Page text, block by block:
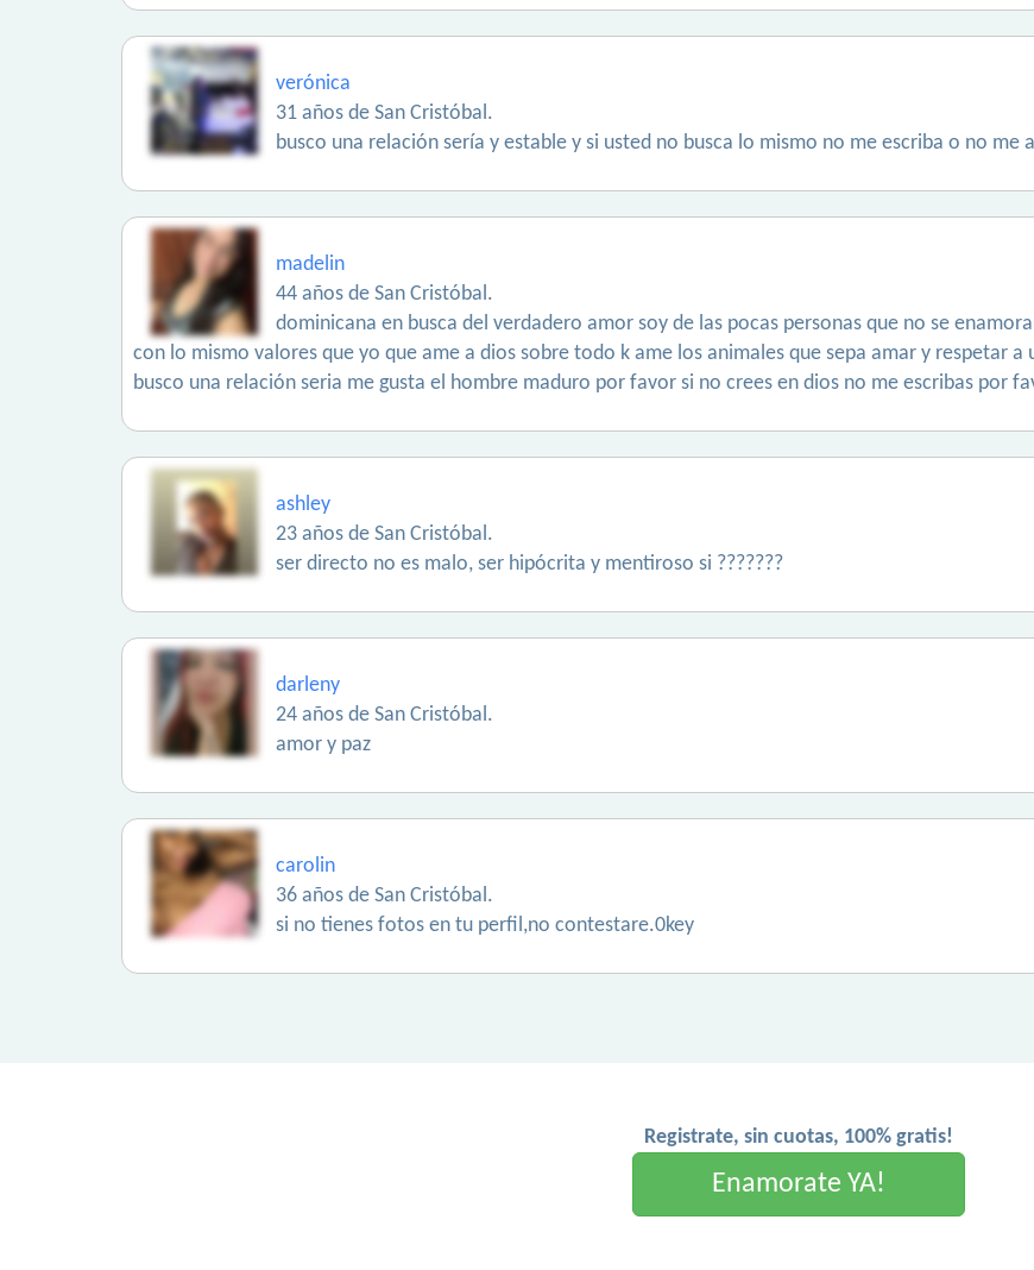
verónica
31 años de San Cristóbal.
busco una relación sería y estable y si usted no busca lo mismo no me escriba o no me
madelin
44 años de San Cristóbal.
dominicana en busca del verdadero amor soy de las pocas personas que no se
con lo mismo valores que yo que ame a dios sobre todo k ame los animales que sepa amar y respetar
busco una relación seria me gusta el hombre maduro por favor si no crees en dios no me escribas por
ashley
23 años de San Cristóbal.
ser directo no es malo, ser hipócrita y mentiroso si ???????
darleny
24 años de San Cristóbal.
amor y paz
carolin
36 años de San Cristóbal.
si no tienes fotos en tu perfil,no contestare.0key
Registrate, sin cuotas, 100% gratis!
Enamorate YA!